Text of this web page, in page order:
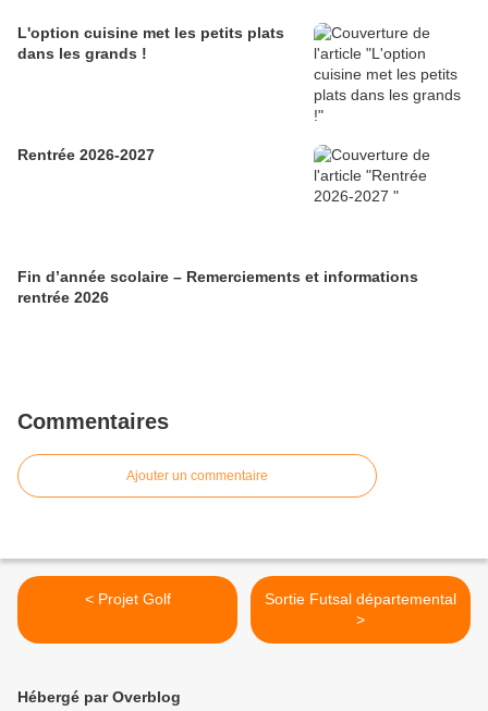
L'option cuisine met les petits plats
dans les grands !
Rentrée 2026-2027
Fin d’année scolaire – Remerciements et informations
rentrée 2026
Commentaires
Ajouter un commentaire
< Projet Golf
Sortie Futsal départemental
>
Hébergé par Overblog